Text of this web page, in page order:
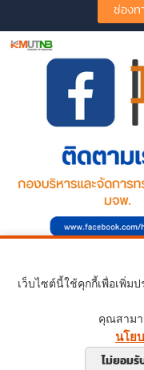
เว็บไซต์นี้ใช้คุกกี้เพื่อเพิ่
คุณสามา
นโย
ไม่ยอมรั
ช่องท
Copyright